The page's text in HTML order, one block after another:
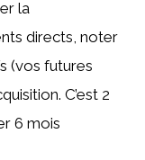
la
directs, noter
(vos futures
C’est 2
6 mois